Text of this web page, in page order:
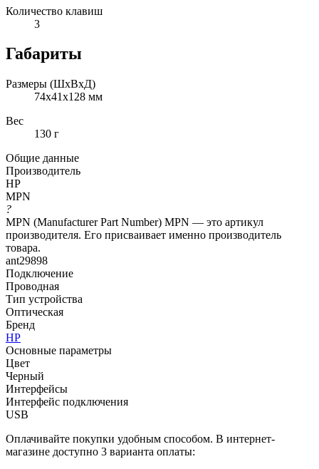
Количество клавиш
3
Габариты
Размеры (ШxВxД)
74x41x128 мм
Вес
130 г
Общие данные
Производитель
HP
MPN
?
MPN (Manufacturer Part Number) MPN — это артикул
производителя. Его присваивает именно производитель
товара.
ant29898
Подключение
Проводная
Тип устройства
Оптическая
Бренд
HP
Основные параметры
Цвет
Черный
Интерфейсы
Интерфейс подключения
USB
Оплачивайте покупки удобным способом. В интернет-
магазине доступно 3 варианта оплаты: